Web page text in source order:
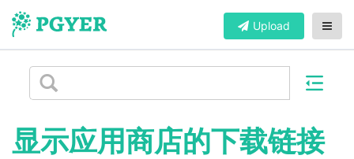
Upload
显示应用商店的下载链接